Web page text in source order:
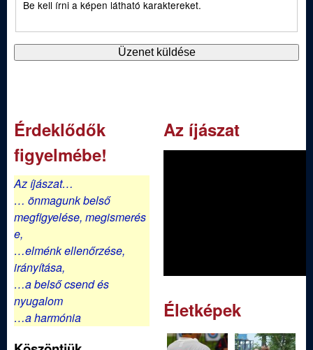
Be kell írni a képen látható karaktereket.
Érdeklődők
figyelmébe!
Az íjászat…
… önmagunk belső
megfigyelése, megismerés
e,
…elménk ellenőrzése,
irányítása,
…a belső csend és
nyugalom
…a harmónia
Az íjászat
Életképek